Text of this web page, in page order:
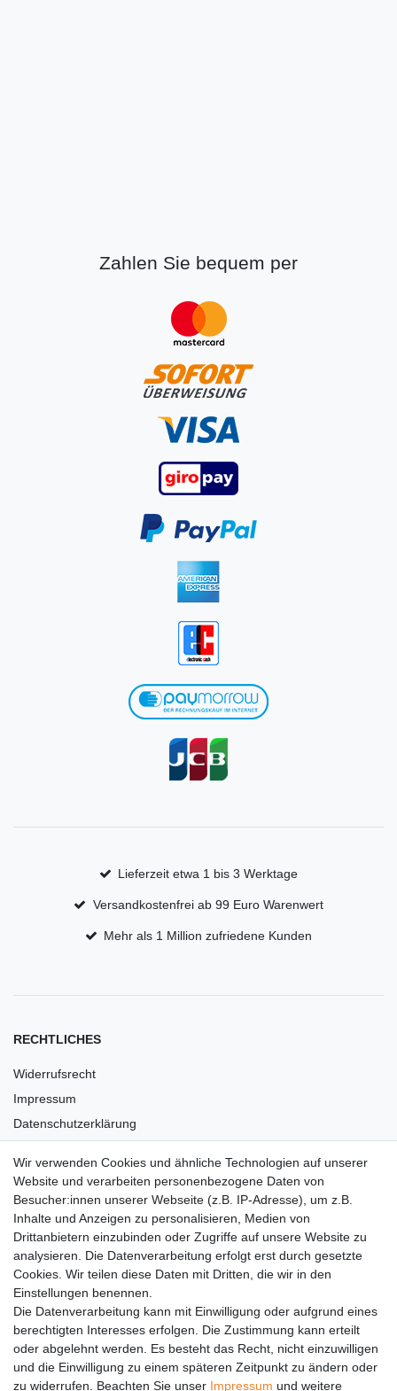
Zahlen Sie bequem per
Lieferzeit etwa 1 bis 3 Werktage
Versandkostenfrei ab 99 Euro Warenwert
Mehr als 1 Million zufriedene Kunden
RECHTLICHES
Widerrufsrecht
Impressum
Datenschutzerklärung
Versandkosten
Barrierefreiheit
Anleitungen
Vertrag widerrufen
PARTNER
DHL
GLS
Wir verwenden Cookies und ähnliche Technologien auf unserer
Website und verarbeiten personenbezogene Daten von
Besucher:innen unserer Webseite (z.B. IP-Adresse), um z.B.
Inhalte und Anzeigen zu personalisieren, Medien von
Drittanbietern einzubinden oder Zugriffe auf unsere Website zu
analysieren. Die Datenverarbeitung erfolgt erst durch gesetzte
Cookies. Wir teilen diese Daten mit Dritten, die wir in den
Einstellungen benennen.
Die Datenverarbeitung kann mit Einwilligung oder aufgrund eines
berechtigten Interesses erfolgen. Die Zustimmung kann erteilt
oder abgelehnt werden. Es besteht das Recht, nicht einzuwilligen
und die Einwilligung zu einem späteren Zeitpunkt zu ändern oder
zu widerrufen. Beachten Sie unser Impressum und weitere